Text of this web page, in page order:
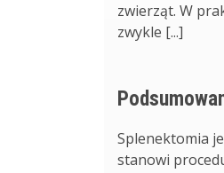
zwierząt. W
zwykle [...]
Splenektomia
stanowi